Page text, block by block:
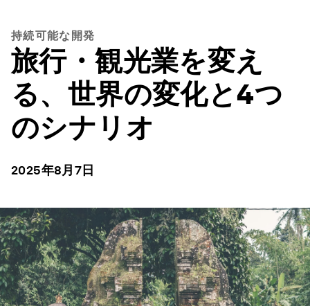
持続可能な開発
旅行・観光業を変え
る、世界の変化と4つ
のシナリオ
2025年8月7日